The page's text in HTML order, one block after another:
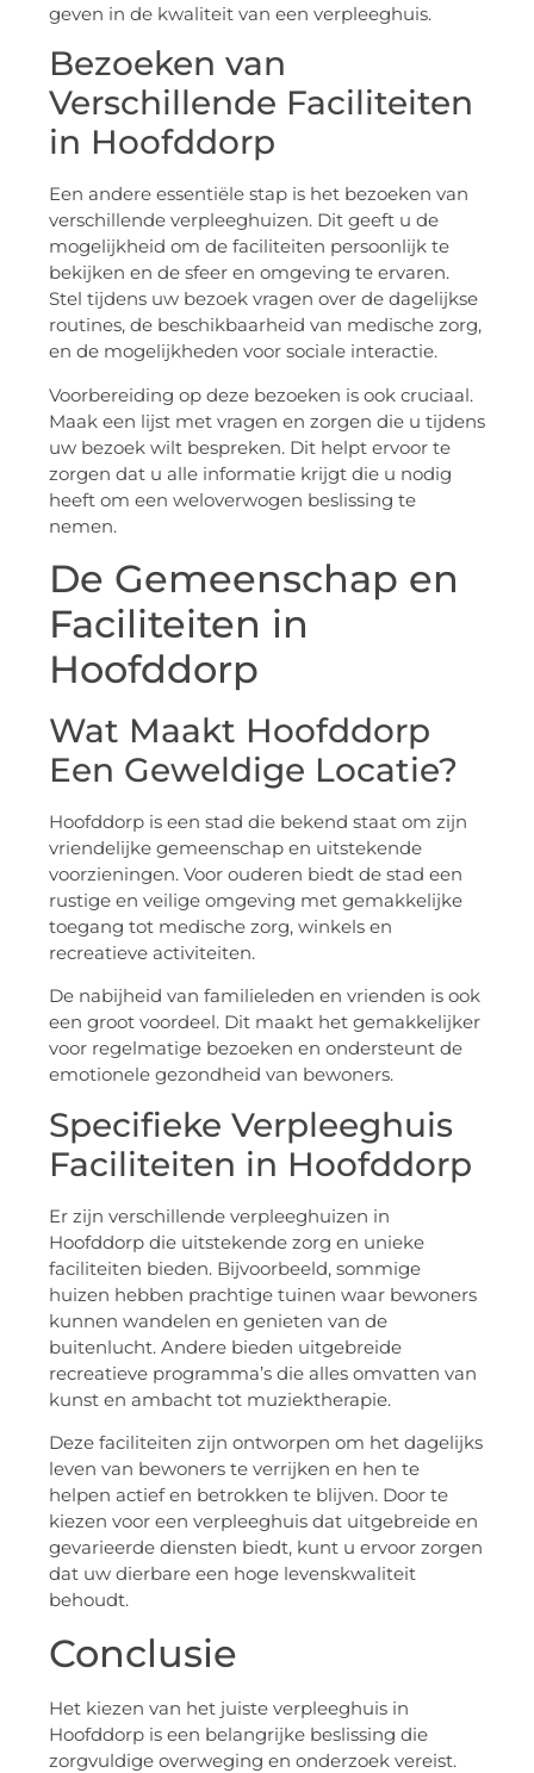
geven in de kwaliteit van een verpleeghuis.
Bezoeken van
Verschillende Faciliteiten
in Hoofddorp
Een andere essentiële stap is het bezoeken van
verschillende verpleeghuizen. Dit geeft u de
mogelijkheid om de faciliteiten persoonlijk te
bekijken en de sfeer en omgeving te ervaren.
Stel tijdens uw bezoek vragen over de dagelijkse
routines, de beschikbaarheid van medische zorg,
en de mogelijkheden voor sociale interactie.
Voorbereiding op deze bezoeken is ook cruciaal.
Maak een lijst met vragen en zorgen die u tijdens
uw bezoek wilt bespreken. Dit helpt ervoor te
zorgen dat u alle informatie krijgt die u nodig
heeft om een weloverwogen beslissing te
nemen.
De Gemeenschap en
Faciliteiten in
Hoofddorp
Wat Maakt Hoofddorp
Een Geweldige Locatie?
Hoofddorp is een stad die bekend staat om zijn
vriendelijke gemeenschap en uitstekende
voorzieningen. Voor ouderen biedt de stad een
rustige en veilige omgeving met gemakkelijke
toegang tot medische zorg, winkels en
recreatieve activiteiten.
De nabijheid van familieleden en vrienden is ook
een groot voordeel. Dit maakt het gemakkelijker
voor regelmatige bezoeken en ondersteunt de
emotionele gezondheid van bewoners.
Specifieke Verpleeghuis
Faciliteiten in Hoofddorp
Er zijn verschillende verpleeghuizen in
Hoofddorp die uitstekende zorg en unieke
faciliteiten bieden. Bijvoorbeeld, sommige
huizen hebben prachtige tuinen waar bewoners
kunnen wandelen en genieten van de
buitenlucht. Andere bieden uitgebreide
recreatieve programma’s die alles omvatten van
kunst en ambacht tot muziektherapie.
Deze faciliteiten zijn ontworpen om het dagelijks
leven van bewoners te verrijken en hen te
helpen actief en betrokken te blijven. Door te
kiezen voor een verpleeghuis dat uitgebreide en
gevarieerde diensten biedt, kunt u ervoor zorgen
dat uw dierbare een hoge levenskwaliteit
behoudt.
Conclusie
Het kiezen van het juiste verpleeghuis in
Hoofddorp is een belangrijke beslissing die
zorgvuldige overweging en onderzoek vereist.